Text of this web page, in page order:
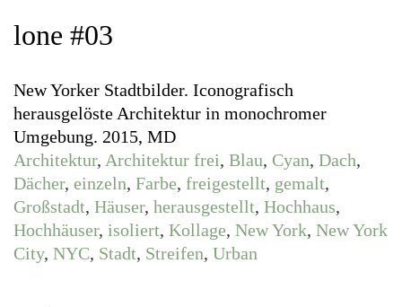
lone #03
New Yorker Stadtbilder. Iconografisch
herausgelöste Architektur in monochromer
Umgebung. 2015, MD
Architektur, Architektur frei, Blau, Cyan, Dach,
Dächer, einzeln, Farbe, freigestellt, gemalt,
Großstadt, Häuser, herausgestellt, Hochhaus,
Hochhäuser, isoliert, Kollage, New York, New York
City, NYC, Stadt, Streifen, Urban